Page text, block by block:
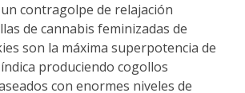
contragolpe de relajación
de cannabis feminizadas de
son la máxima superpotencia de
produciendo cogollos
con enormes niveles de